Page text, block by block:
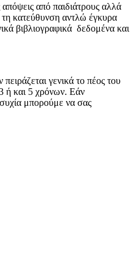
από παιδιάτρους αλλά
τη κατεύθυνση αντλώ έγκυρα
βιβλιογραφικά δεδομένα και
γενικά το πέος του
ή και 5 χρόνων. Εάν
μπορούμε να σας